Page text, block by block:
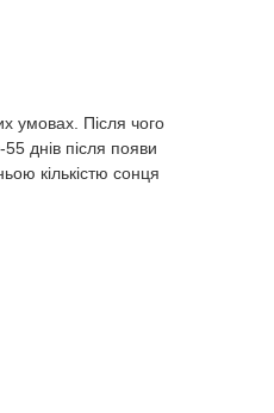
умовах. Після чого
днів після появи
кількістю сонця